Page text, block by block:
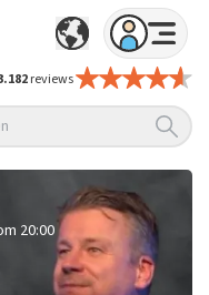
reviews
20:00